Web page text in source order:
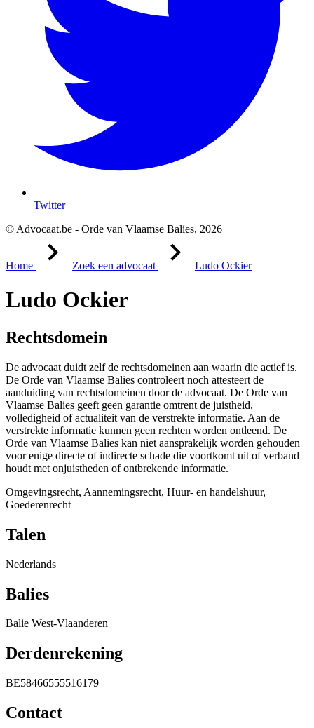
Twitter
© Advocaat.be - Orde van Vlaamse Balies, 2026
Home Zoek een advocaat Ludo Ockier
Ludo Ockier
Rechtsdomein
De advocaat duidt zelf de rechtsdomeinen aan waarin die actief is.
De Orde van Vlaamse Balies controleert noch attesteert de
aanduiding van rechtsdomeinen door de advocaat. De Orde van
Vlaamse Balies geeft geen garantie omtrent de juistheid,
volledigheid of actualiteit van de verstrekte informatie. Aan de
verstrekte informatie kunnen geen rechten worden ontleend. De
Orde van Vlaamse Balies kan niet aansprakelijk worden gehouden
voor enige directe of indirecte schade die voortkomt uit of verband
houdt met onjuistheden of ontbrekende informatie.
Omgevingsrecht, Aannemingsrecht, Huur- en handelshuur,
Goederenrecht
Talen
Nederlands
Balies
Balie West-Vlaanderen
Derdenrekening
BE58466555516179
Contact